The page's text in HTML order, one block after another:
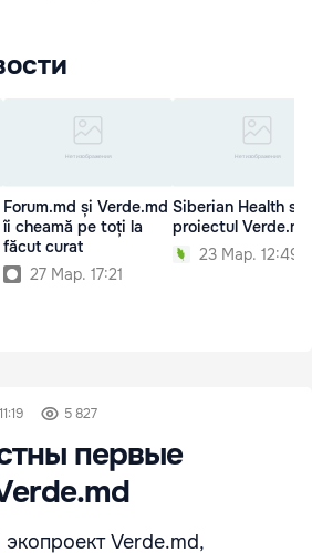
Forum.md și Verde.md
îi cheamă pe toți la
făcut curat
27 Мар. 17:21
Siberian Health
proiectul
23 Мар. 12:49
5 827
первые
Verde.md,